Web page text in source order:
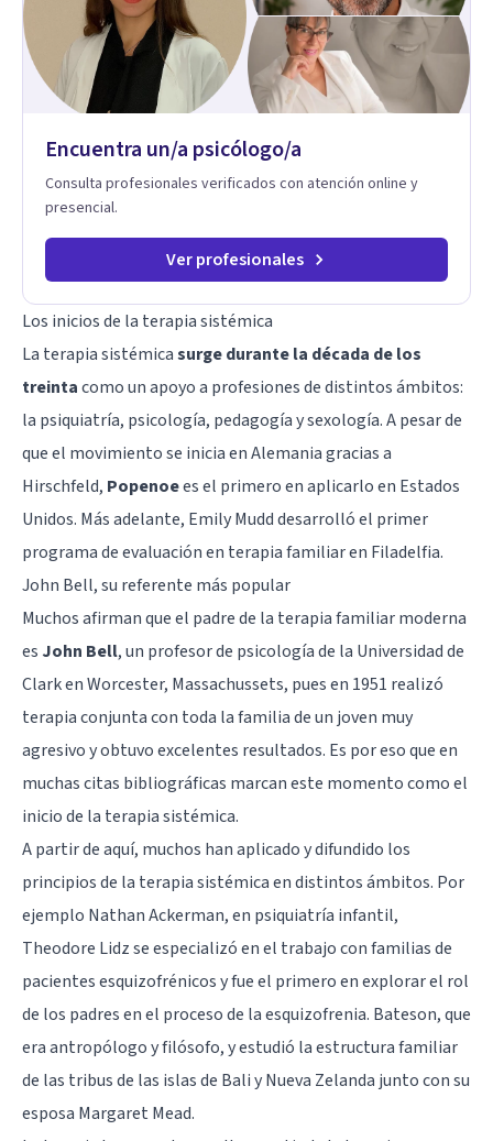
Encuentra un/a psicólogo/a
Consulta profesionales verificados con atención online y
presencial.
Ver profesionales
Los inicios de la terapia sistémica
La terapia sistémicasurge durante la década de los
treintacomo un apoyo a profesiones de distintos ámbitos:
la psiquiatría, psicología, pedagogíaysexología. A pesar de
que el movimiento se inicia en Alemania gracias a
Hirschfeld, Popenoees el primero en aplicarlo en Estados
Unidos. Más adelante, Emily Mudd desarrolló el primer
programa de evaluación en terapia familiar en Filadelfia.
John Bell, su referente más popular
Muchos afirman que el padre de la terapia familiar moderna
es John Bell, un profesor de psicología de la Universidad de
Clark en Worcester, Massachussets, pues en 1951 realizó
terapia conjunta con toda la familia de un joven muy
agresivo y obtuvo excelentes resultados. Es por eso que en
muchas citas bibliográficas marcan este momento como el
inicio de la terapia sistémica.
A partir de aquí, muchos han aplicado y difundido los
principios de la terapia sistémica en distintos ámbitos. Por
ejemplo Nathan Ackerman, en psiquiatría infantil,
Theodore Lidz se especializó en el trabajo con familias de
pacientes esquizofrénicosy fue el primero en explorar el rol
de los padres en el proceso de la esquizofrenia. Bateson, que
era antropólogo y filósofo, y estudió la estructura familiar
de las tribus de las islas de Bali y Nueva Zelanda junto con su
esposa Margaret Mead.